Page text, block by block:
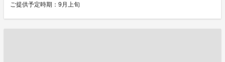
ご提供予定時期：9月上旬